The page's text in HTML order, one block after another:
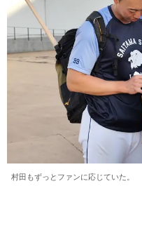
村田もずっとファンに応じていた。